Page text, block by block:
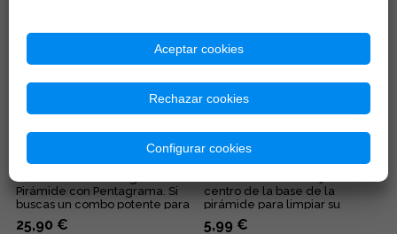
PIRAMIDE CRISTAL ACCESIBLE
16CM APROX C/PENTAGRAMA
Pirámide con Pentagrama. Si
buscas un combo potente para
limpiar y proteger tu energ...
25,90 €
PIRAMIDE VARILLAS 7 CM.
centro de la base de la
pirámide para limpiar su
vibración estancada. Orienta ...
5,99 €
Aceptar cookies
Rechazar cookies
Configurar cookies